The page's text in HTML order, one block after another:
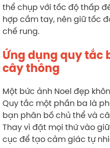
thể chụp với tốc độ thấp
hợp cầm tay, nên giữ tốc
chế rung.
Ứng dụng quy tắc
cây thông
Một bức ảnh Noel đẹp
Quy tắc một phần ba là
bạn phân bố chủ thể và
Thay vì đặt mọi thứ vào
cục để tạo cảm giác tự